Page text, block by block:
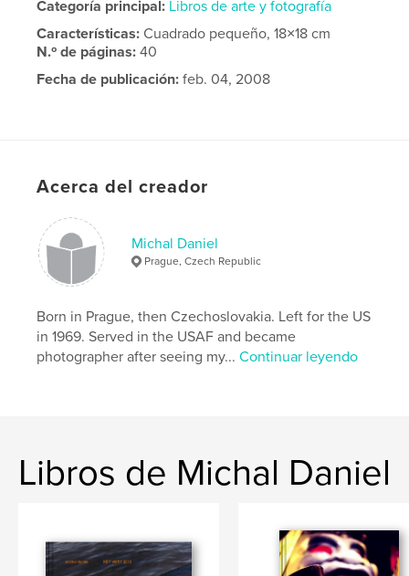
Categoría principal: Libros de arte y fotografía
Características:Cuadrado pequeño, 18×18 cm
N.º de páginas:40
Fecha de publicación: feb. 04, 2008
Acerca del creador
Michal Daniel
Prague, Czech Republic
Born in Prague, then Czechoslovakia. Left for the US
in 1969. Served in the USAF and became
photographer after seeing my...Continuar leyendo
Libros de Michal Daniel